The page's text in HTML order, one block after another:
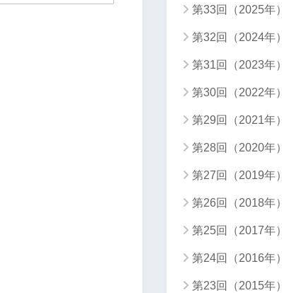
第33回（2025年）
第32回（2024年）
第31回（2023年）
第30回（2022年）
第29回（2021年）
第28回（2020年）
第27回（2019年）
第26回（2018年）
第25回（2017年）
第24回（2016年）
第23回（2015年）